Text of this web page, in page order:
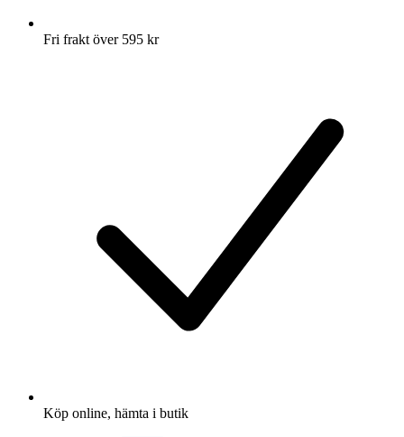
Fri frakt över 595 kr
Köp online, hämta i butik